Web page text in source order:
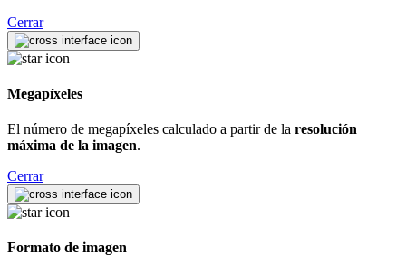
Cerrar
Megapíxeles
El número de megapíxeles calculado a partir de la resolución
máxima de la imagen.
Cerrar
Formato de imagen